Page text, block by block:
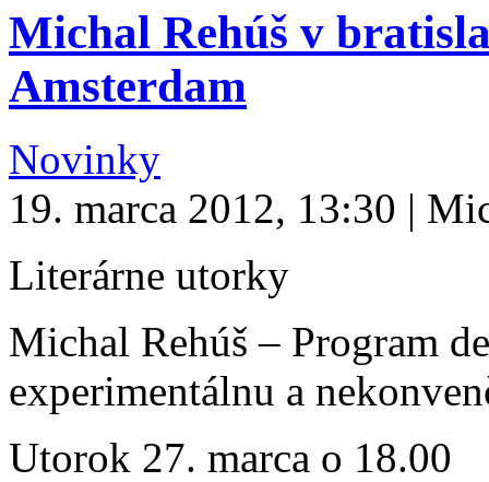
Michal Rehúš v
Amsterdam
Novinky
19. marca 2012, 13:30 |
Literárne utorky
Michal Rehúš – Program
experimentálnu a
Utorok 27. marca o 18.00